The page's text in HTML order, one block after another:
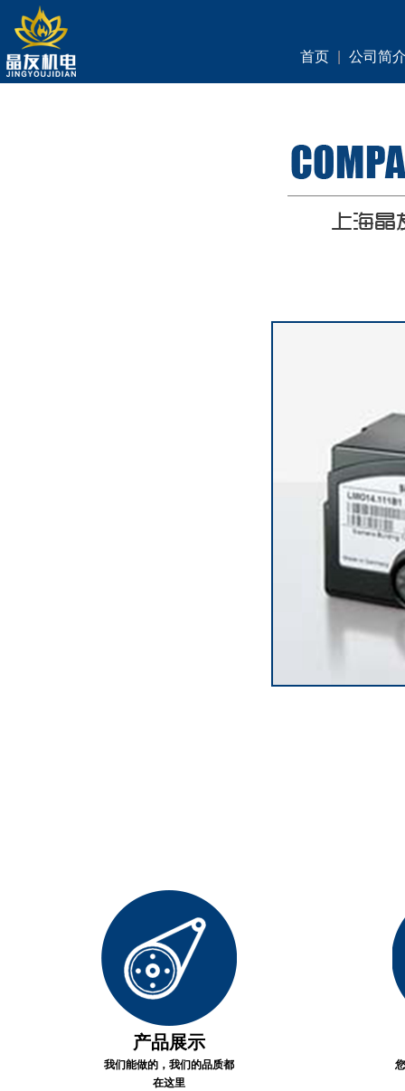
首页 公司简
产品展示
我们能做的，我们的品质都
在这里